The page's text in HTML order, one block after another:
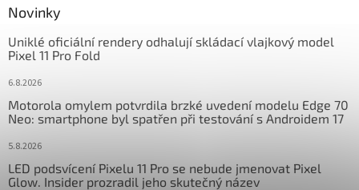
Novinky
Uniklé oficiální rendery odhalují skládací vlajkový model
Pixel 11 Pro Fold
6.8.2026
Motorola omylem potvrdila brzké uvedení modelu Edge 70
Neo: smartphone byl spatřen při testování s Androidem 17
5.8.2026
LED podsvícení Pixelu 11 Pro se nebude jmenovat Pixel
Glow. Insider prozradil jeho skutečný název